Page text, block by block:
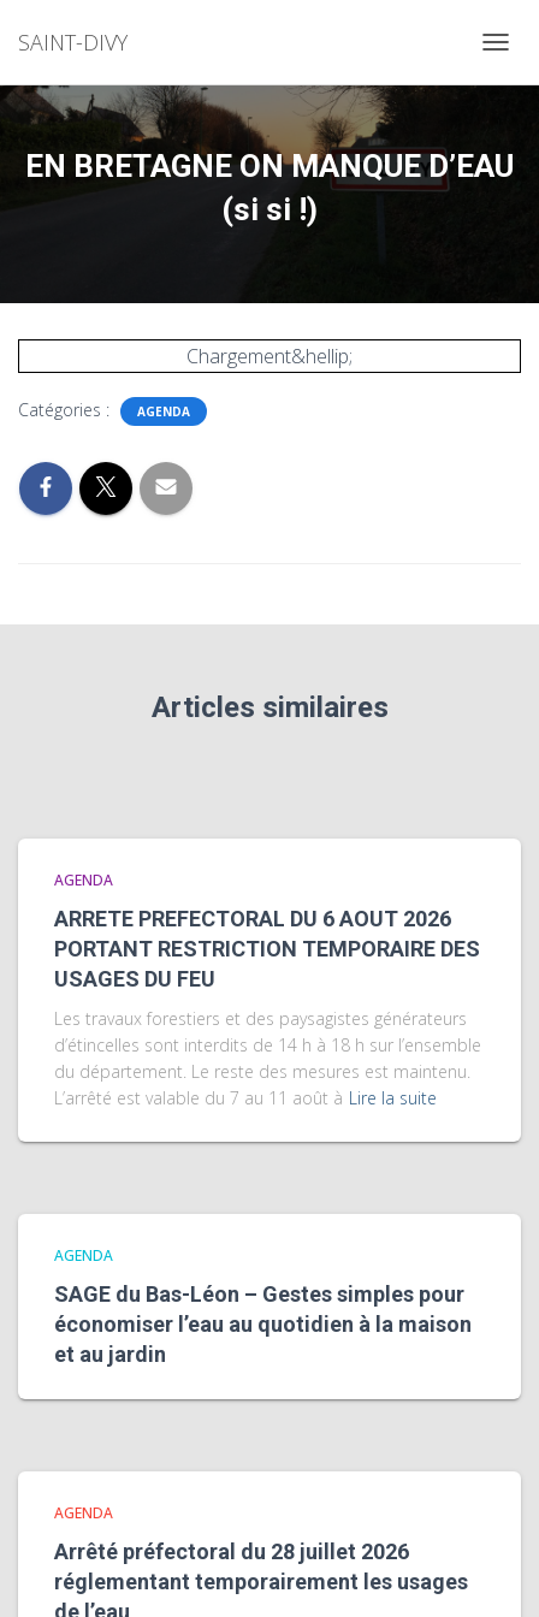
SAINT-DIVY
EN BRETAGNE ON MANQUE D’EAU
(si si !)
Chargement&hellip;
Catégories : AGENDA
Articles similaires
AGENDA
ARRETE PREFECTORAL DU 6 AOUT 2026
PORTANT RESTRICTION TEMPORAIRE DES
USAGES DU FEU
Les travaux forestiers et des paysagistes générateurs
d’étincelles sont interdits de 14 h à 18 h sur l’ensemble
du département. Le reste des mesures est maintenu.
L’arrêté est valable du 7 au 11 août à Lire la suite
AGENDA
SAGE du Bas-Léon – Gestes simples pour
économiser l’eau au quotidien à la maison
et au jardin
AGENDA
Arrêté préfectoral du 28 juillet 2026
réglementant temporairement les usages
de l’eau